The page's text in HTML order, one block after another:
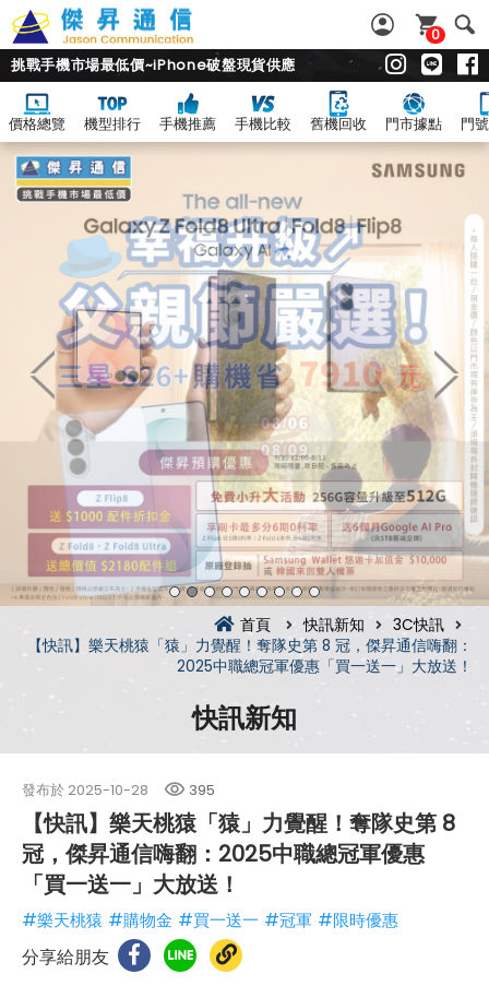
0
挑戰手機市場最低價~iPhone破盤現貨供應
價格總覽 機型排行 手機推薦 手機比較 舊機回收 門市據點 門
首頁 快訊新知
3C快訊
【快訊】樂天桃猿「猿」力覺醒！奪隊史第 8 冠，傑昇通信嗨翻：
2025中職總冠軍優惠「買一送一」大放送！
快訊新知
發布於 2025-10-28 395
【快訊】樂天桃猿「猿」力覺醒！奪隊史第 8
冠，傑昇通信嗨翻：2025中職總冠軍優惠
「買一送一」大放送！
#樂天桃猿 #購物金 #買一送一 #冠軍 #限時優惠
分享給朋友